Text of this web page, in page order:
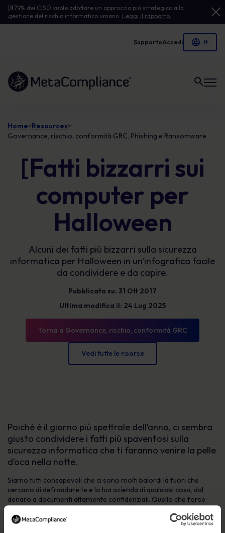
[Il79% dei CISO vuole adottare un approccio più strategico alla
gestione del rischio informatico umano. Leggi il rapporto.
SupportoAccedi
Link alla homepage
Home>Resources>
Governance, rischio, conformità GRC, Phishing e Ransomware
[Fatti bizzarri sui
computer per
Halloween
Alcuni dei fatti più bizzarri sulla sicurezza
informatica per Halloween in un'infografica facile
da condividere e da capire.
Pubblicato su: 31 Ott 2017
Ultima modifica il: 24 Lug 2025
Torna a Governance, rischio, conformità GRC
Vedi tutte le risorse
Poiché è il giorno più spettrale dell’anno, ci sembra
giusto condividere i fatti più spaventosi sulla
sicurezza informatica che ti faranno venire la pelle
d’oca nella notte.
Siamo tutti consapevoli che ci sono molti balordi là fuori che
cercano di defraudare te e la tua azienda di qualsiasi cosa, dal
denaro a documenti altamente confidenziali. Quello che forse
non sai è la portata del cyber hacking. È sufficiente per farti
tremare di paura.